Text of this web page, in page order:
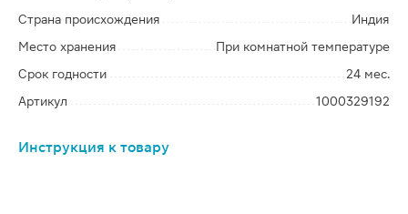
Страна происхождения
Индия
Место хранения
При комнатной температуре
Срок годности
24 мес.
Артикул
1000329192
Инструкция к товару